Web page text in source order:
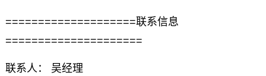
====================联系信息
=====================
联系人： 吴经理